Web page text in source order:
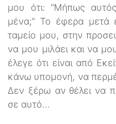
μου ότι: “Μήπως
μένα;” Το έφερα μετά
ταμείο μου, στην
να μου μιλάει και να
έλεγε ότι είναι από
κάνω υπομονή, να
Δεν ξέρω αν θέλει να
σε αυτό...